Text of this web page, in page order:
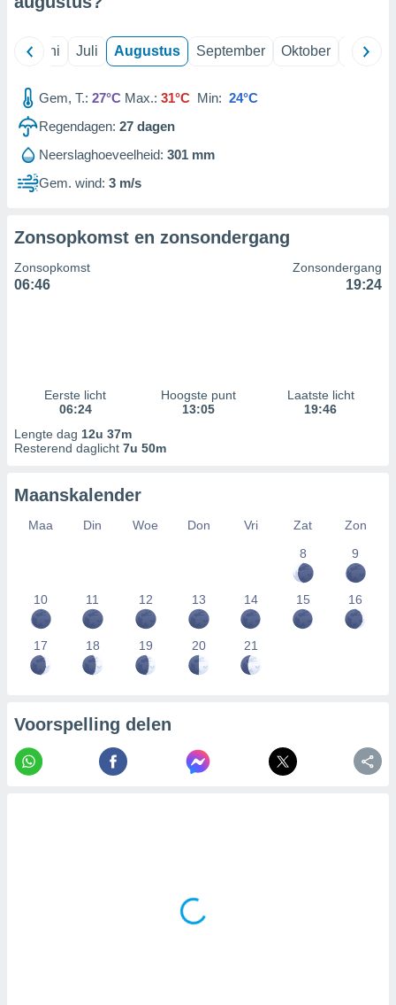
Juni Juli Augustus September Oktober
Gem, T.: 27°C Max.: 31°C Min: 24°C
Regendagen: 27 dagen
Neerslaghoeveelheid: 301 mm
Gem. wind: 3 m/s
Zonsopkomst en zonsondergang
Zonsopkomst
06:46
Zonsondergang
19:24
Eerste licht
06:24
Hoogste punt
13:05
Laatste licht
19:46
Lengte dag 12u 37m
Resterend daglicht 7u 50m
Maanskalender
Maa Din Woe Don Vri Zat
Zon
8
9
10 11 12 13 14 15 16
17 18 19 20 21
Voorspelling delen